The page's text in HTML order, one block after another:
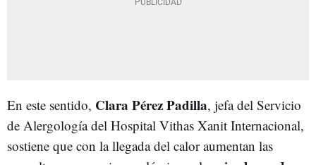
En este sentido, Clara PérezPadilla, jefa del Servicio
de Alergología del Hospital Vithas Xanit Internacional,
sostiene que con la llegada del calor aumentan las